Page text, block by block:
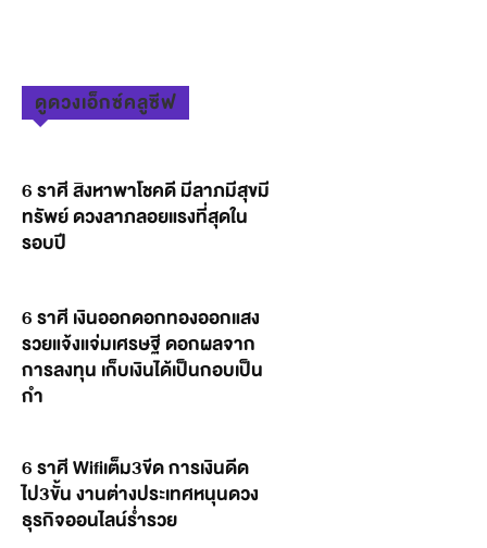
ดูดวงเอ็กซ์คลูซีฟ
6 ราศี สิงหาพาโชคดี มีลาภมีสุขมี
ทรัพย์ ดวงลาภลอยแรงที่สุดใน
รอบปี
6 ราศี เงินออกดอกทองออกแสง
รวยแจ้งแจ่มเศรษฐี ดอกผลจาก
การลงทุน เก็บเงินได้เป็นกอบเป็น
กำ
6 ราศี Wifiเต็ม3ขีด การเงินดีด
ไป3ขั้น งานต่างประเทศหนุนดวง
ธุรกิจออนไลน์ร่ำรวย